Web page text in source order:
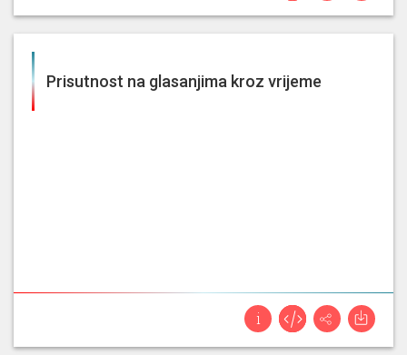
Prisutnost na glasanjima kroz vrijeme